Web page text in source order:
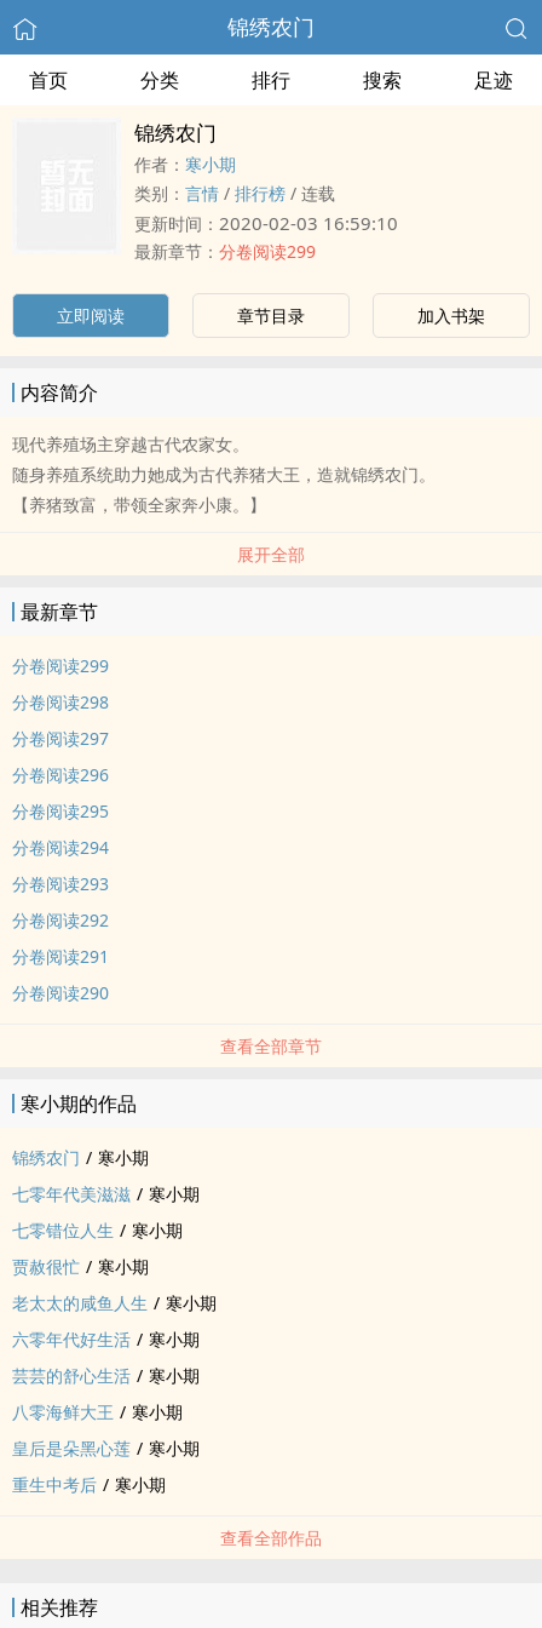
锦绣农门
首页 分类 排行 搜索 足迹
锦绣农门
作者： 寒小期
类别： 言情 / 排行榜 / 连载
更新时间： 2020-02-03 16:59:10
最新章节： 分卷阅读299
立即阅读 章节目录 加入书架
内容简介
现代养殖场主穿越古代农家女。
随身养殖系统助力她成为古代养猪大王，造就锦绣农门。
【养猪致富，带领全家奔小康。】
内容标签： 穿越时空 种田文 婆媳 励志人生
展开全部
最新章节
分卷阅读299
分卷阅读298
分卷阅读297
分卷阅读296
分卷阅读295
分卷阅读294
分卷阅读293
分卷阅读292
分卷阅读291
分卷阅读290
查看全部章节
寒小期的作品
锦绣农门 / 寒小期
七零年代美滋滋 / 寒小期
七零错位人生 / 寒小期
贾赦很忙 / 寒小期
老太太的咸鱼人生 / 寒小期
六零年代好生活 / 寒小期
芸芸的舒心生活 / 寒小期
八零海鲜大王 / 寒小期
皇后是朵黑心莲 / 寒小期
重生中考后 / 寒小期
查看全部作品
相关推荐